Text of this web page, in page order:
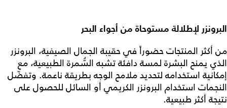
البرونزر لإطلالة مستوحاة من أجواء البحر
من أكثر المنتجات حضوراً في حقيبة الجمال الصيفية، البرونزر
الذي يمنح البشرة لمسة دافئة تشبه السُّمرة الطبيعية، مع
إمكانية استخدامه لتحديد ملامح الوجه بطريقة ناعمة. وتفضّل
النجمات استخدام البرونزر الكريمي أو السائل للحصول على
نتيجة أكثر طبيعية.